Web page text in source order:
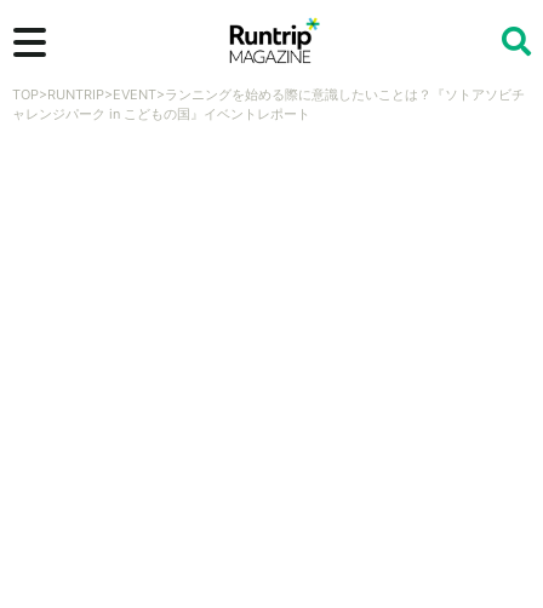
検索
TOP>RUNTRIP>EVENT>ランニングを始める際に意識したいことは？『ソトアソビチ
ャレンジパーク in こどもの国』イベントレポート